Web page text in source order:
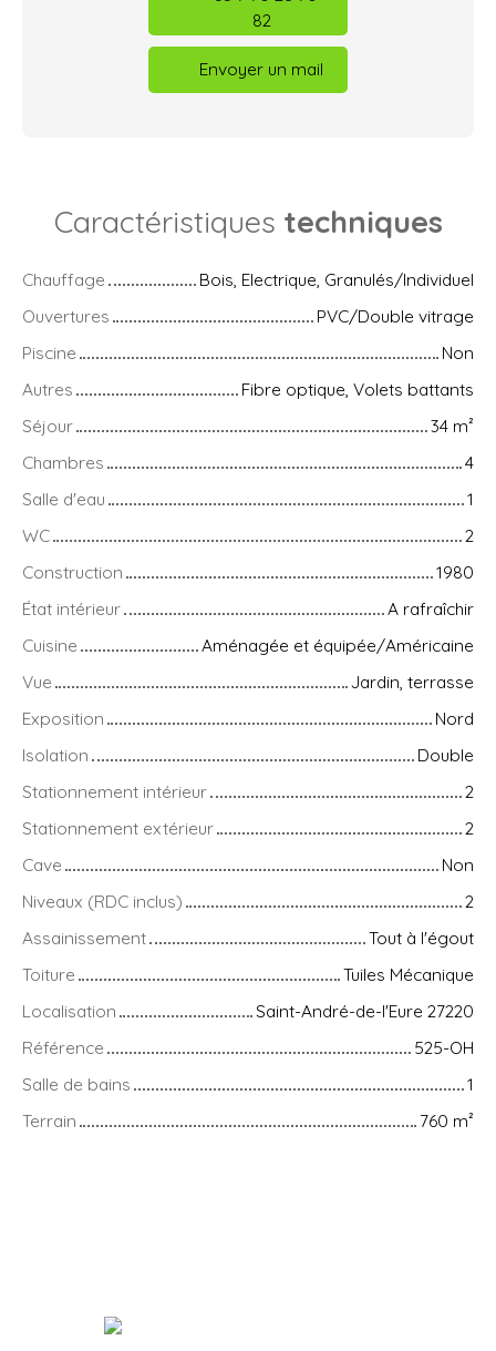
82
Envoyer un mail
Caractéristiques techniques
Chauffage
Bois, Electrique, Granulés/Individuel
Ouvertures
PVC/Double vitrage
Piscine
Non
Autres
Fibre optique, Volets battants
Séjour
34 m²
Chambres
4
Salle d'eau
1
WC
2
Construction
1980
État intérieur
A rafraîchir
Cuisine
Aménagée et équipée/Américaine
Vue
Jardin, terrasse
Exposition
Nord
Isolation
Double
Stationnement intérieur
2
Stationnement extérieur
2
Cave
Non
Niveaux (RDC inclus)
2
Assainissement
Tout à l'égout
Toiture
Tuiles Mécanique
Localisation
Saint-André-de-l'Eure 27220
Référence
525-OH
Salle de bains
1
Terrain
760 m²